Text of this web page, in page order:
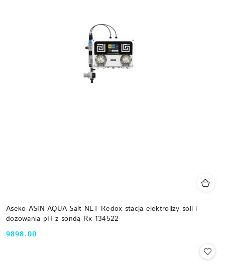
Aseko ASIN AQUA Salt NET Redox stacja elektrolizy soli i
dozowania pH z sondą Rx 134522
Cena:
9898.00